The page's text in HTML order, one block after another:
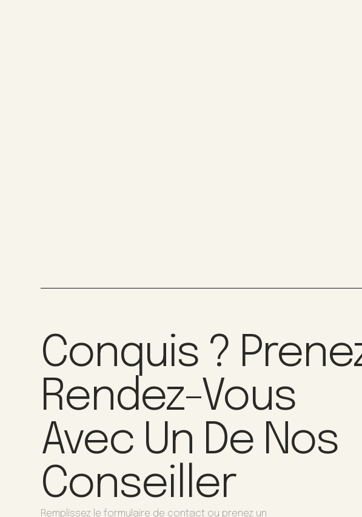
Conquis ?
Rendez-Vous
Avec Un De Nos
Conseiller
Remplissez le formulaire de contact ou prenez un